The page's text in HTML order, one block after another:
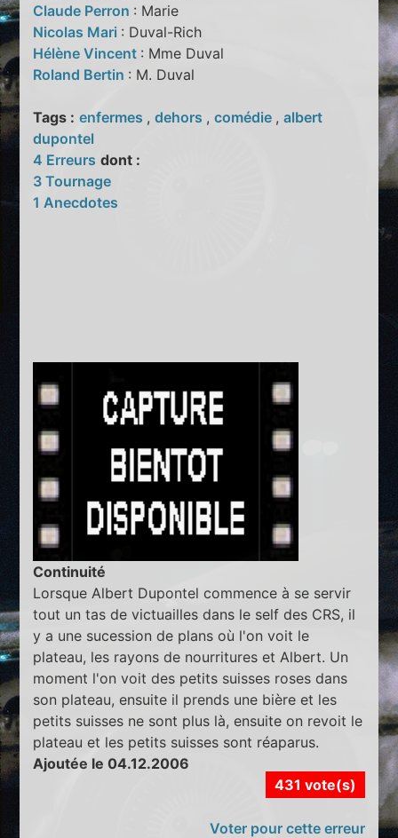
Claude Perron : Marie
Nicolas Mari : Duval-Rich
Hélène Vincent : Mme Duval
Roland Bertin : M. Duval
Tags : enfermes ,dehors ,comédie ,albert
dupontel
4 Erreurs dont :
3 Tournage
1 Anecdotes
Continuité
Lorsque Albert Dupontel commence à se servir
tout un tas de victuailles dans le self des CRS, il
y a une sucession de plans où l'on voit le
plateau, les rayons de nourritures et Albert. Un
moment l'on voit des petits suisses roses dans
son plateau, ensuite il prends une bière et les
petits suisses ne sont plus là, ensuite on revoit le
plateau et les petits suisses sont réaparus.
Ajoutée le 04.12.2006
431 vote(s)
Voter pour cette erreur